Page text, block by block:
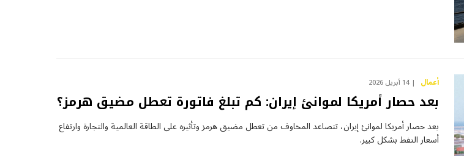
أعمال 14 أبريل 2026
بعد حصار أمريكا لموانئ إيران: كم تبلغ فاتورة تعطل مضيق هرمز؟
بعد حصار أمريكا لموانئ إيران، تتصاعد المخاوف من تعطل مضيق هرمز وتأثيره على الطاقة العالمية والتجارة وارتفاع
أسعار النفط بشكل كبير.